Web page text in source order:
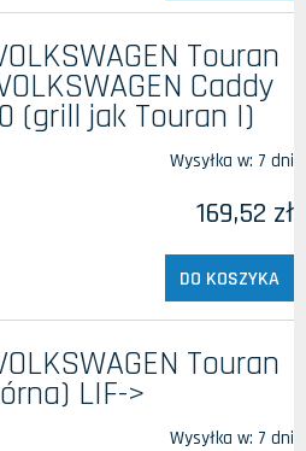
Touran
Caddy
(grill jak Touran I)
Wysyłka w: 7 dni
169,52 zł
DO KOSZYKA
Touran
LIF->
Wysyłka w: 7 dni